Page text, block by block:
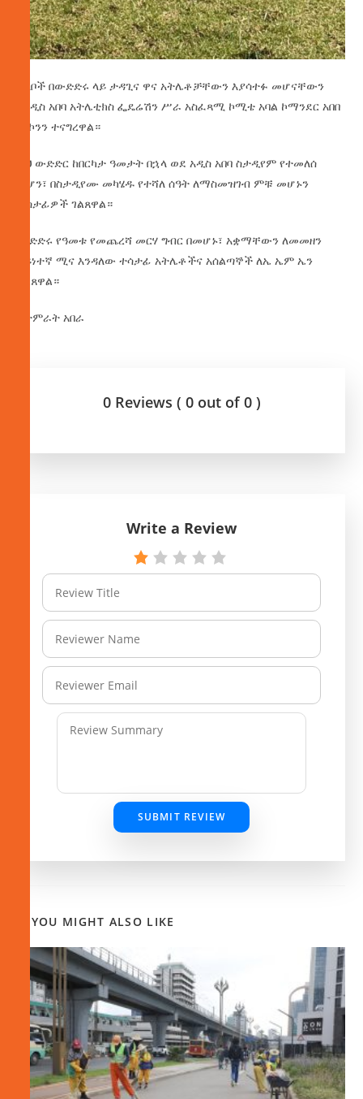
ክለቦች በውድድሩ ላይ ታዳጊና ዋና አትሌቶቻቸውን እያሳተፉ መሆናቸውን
የአዲስ አበባ አትሌቲክስ ፌዴሬሽን ሥራ አስፈጻሚ ኮሚቴ አባል ኮማንደር አበበ
መኮንን ተናግረዋል።
ይህ ውድድር ከበርካታ ዓመታት በኋላ ወደ አዲስ አበባ ስታዲየም የተመለሰ
ሲሆን፣ በስታዲየሙ መካሄዱ የተሻለ ሰዓት ለማስመዝገብ ምቹ መሆኑን
ተሳታፊዎች ገልጸዋል።
ውድድሩ የዓመቱ የመጨረሻ መርሃ ግብር በመሆኑ፣ አቋማቸውን ለመመዘን
ዓይነተኛ ሚና እንዳለው ተሳታፊ አትሌቶችና አሰልጣኞች ለኤ ኤም ኤን
ገልጸዋል።
በታምራት አበራ
0 Reviews ( 0 out of 0 )
Write a Review
SUBMIT REVIEW
YOU MIGHT ALSO LIKE